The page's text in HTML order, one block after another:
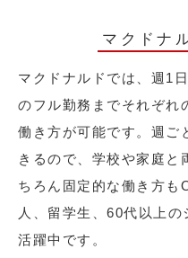
マクドナ
マクドナルドでは、週1
のフル勤務までそれぞれ
働き方が可能です。週ご
きるので、学校や家庭と
ちろん固定的な働き方も
人、留学生、60代以上
活躍中です。